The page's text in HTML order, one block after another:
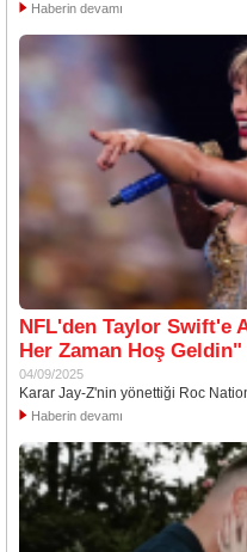
Haberin devamı
NFL'den Taylor Swift'e
Her Zaman Hoş Geldin"
04/09/2025
Karar Jay-Z'nin yönettiği Roc
Haberin devamı